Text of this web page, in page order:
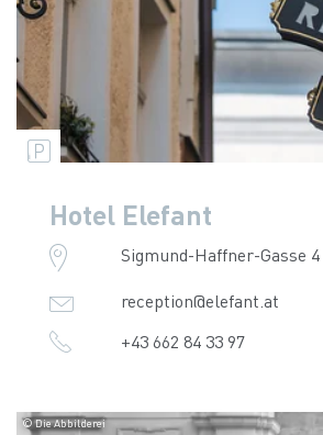
Hotel Elefant
Sigmund-Haffner-Gasse 4
reception@elefant.at
+43 662 84 33 97
© Die Abbilderei